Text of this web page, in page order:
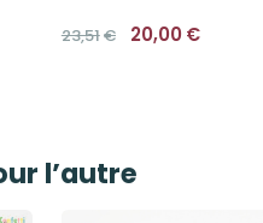
23,51€ Le
prix
20,00€
l’autre